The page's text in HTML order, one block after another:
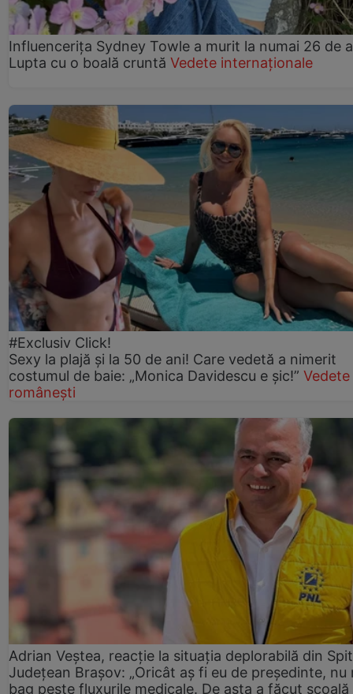
Influencerița Sydney Towle a murit la numai 26 de
Lupta cu o boală cruntă Vedete internaționale
#Exclusiv Click!
Sexy la plajă și la 50 de ani! Care vedetă a nimerit
costumul de baie: „Monica Davidescu e șic!” Vedete
românești
Adrian Veștea, reacție la situația deplorabilă din
Județean Brașov: „Oricât aș fi eu de președinte, nu
bag peste fluxurile medicale. De asta a făcut școală